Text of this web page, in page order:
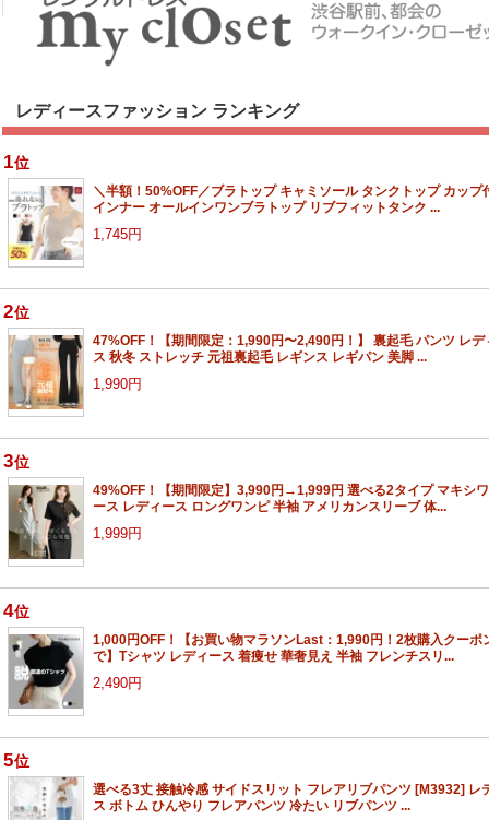
レディースファッション ランキング
1位
＼半額！50%OFF／ブラトップ キャミソール タンクトップ カップ
インナー オールインワンブラトップ リブフィットタンク ...
1,745円
2位
47%OFF！【期間限定：1,990円〜2,490円！】 裏起毛 パンツ レデ
ス 秋冬 ストレッチ 元祖裏起毛 レギンス レギパン 美脚 ...
1,990円
3位
49%OFF！【期間限定】3,990円→1,999円 選べる2タイプ マキシ
ース レディース ロングワンピ 半袖 アメリカンスリーブ 体...
1,999円
4位
1,000円OFF！【お買い物マラソンLast：1,990円！2枚購入クーポ
で】Tシャツ レディース 着痩せ 華奢見え 半袖 フレンチスリ...
2,490円
5位
選べる3丈 接触冷感 サイドスリット フレアリブパンツ [M3932] レ
ス ボトム ひんやり フレアパンツ 冷たい リブパンツ ...